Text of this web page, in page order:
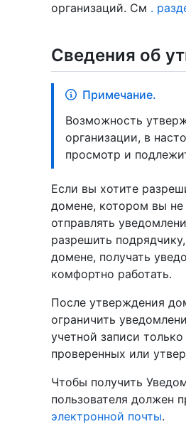
организаций. См .
Сведения об
Примечание.
Возможность
организации, в
просмотр и
Если вы хотите
домене, котором вы
отправлять
разрешить
домене, получать
комфортно работать.
После утверждения
ограничить
учетной записи
проверенных или
Чтобы получить
пользователя должен
электронной почты.